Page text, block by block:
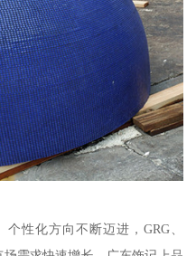
性化方向不断迈进，GRG、